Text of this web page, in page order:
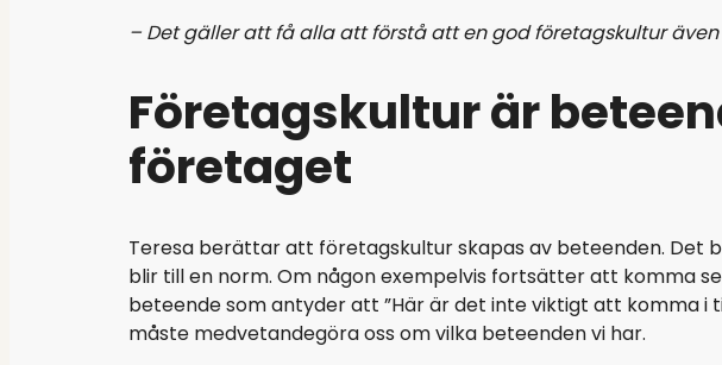
– Det gäller att få alla att förstå att en god företagskultur
Företagskultur är
företaget
Teresa berättar att företagskultur skapas av beteenden.
blir till en norm. Om någon exempelvis fortsätter att komma
beteende som antyder att ”Här är det inte viktigt att komma
måste medvetandegöra oss om vilka beteenden vi har.